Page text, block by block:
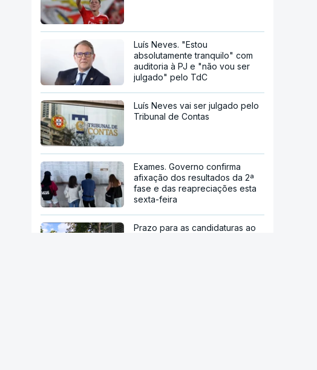
Luís Neves. "Estou
absolutamente tranquilo" com
auditoria à PJ e "não vou ser
julgado" pelo TdC
Luís Neves vai ser julgado pelo
Tribunal de Contas
Exames. Governo confirma
afixação dos resultados da 2ª
fase e das reapreciações esta
sexta-feira
Prazo para as candidaturas ao